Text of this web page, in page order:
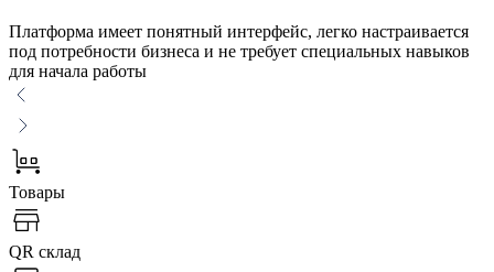
Платформа имеет понятный интерфейс, легко настраивается
под потребности бизнеса и не требует специальных навыков
для начала работы
Товары
QR склад